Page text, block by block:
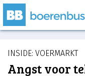
INSIDE: VOERMARKT
Angst voor